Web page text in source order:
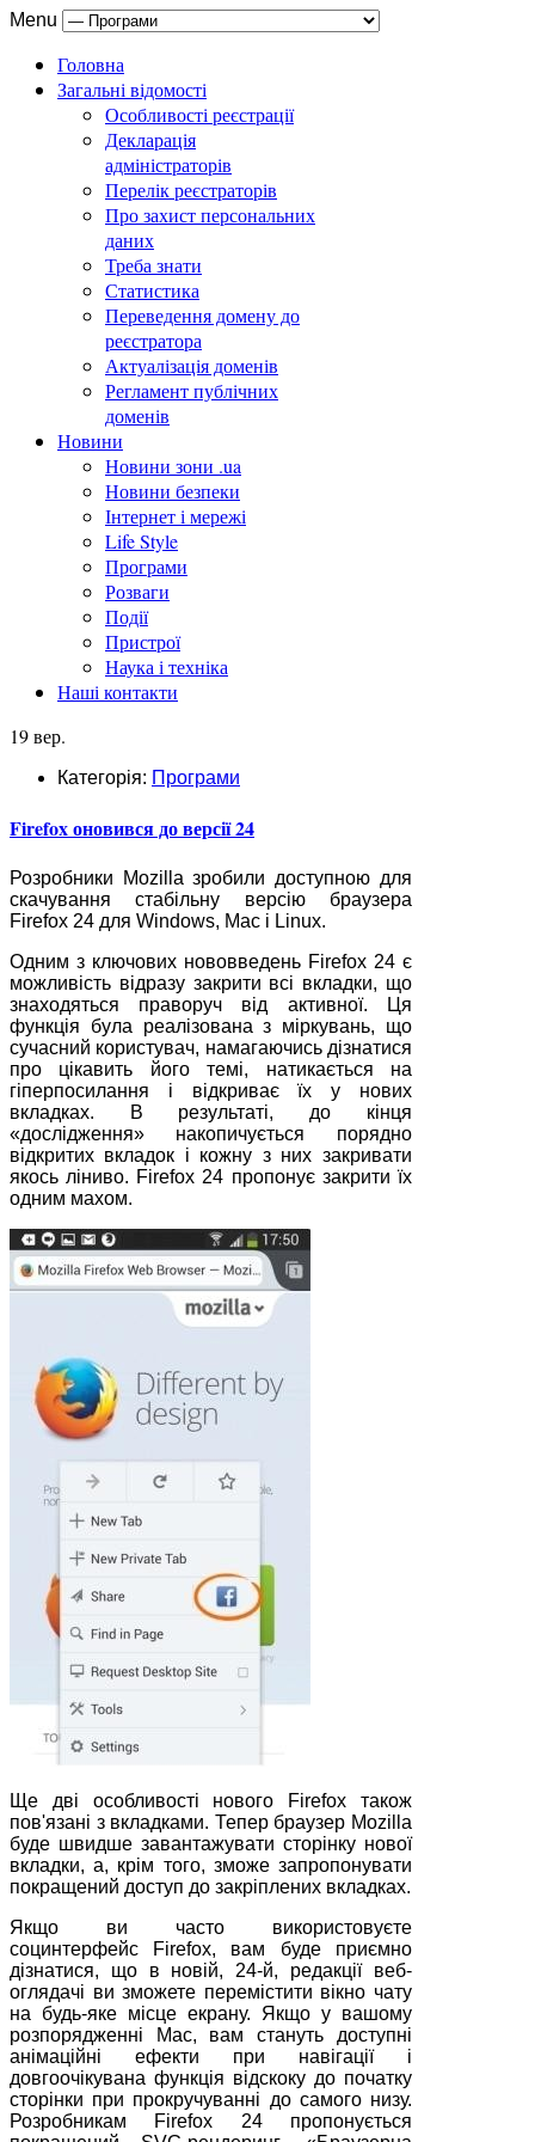
Menu
Головна
Загальні відомості
Особливості реєстрації
Декларація
адміністраторів
Перелік реєстраторів
Про захист персональних
даних
Треба знати
Статистика
Переведення домену до
реєстратора
Актуалізація доменів
Регламент публічних
доменів
Новини
Новини зони .ua
Новини безпеки
Інтернет і мережі
Life Style
Програми
Розваги
Події
Пристрої
Наука і техніка
Наші контакти
19 вер.
Категорія: Програми
Firefox оновився до версії 24
Розробники Mozilla зробили доступною для
скачування стабільну версію браузера
Firefox 24 для Windows, Mac і Linux.
Одним з ключових нововведень Firefox 24 є
можливість відразу закрити всі вкладки, що
знаходяться праворуч від активної. Ця
функція була реалізована з міркувань, що
сучасний користувач, намагаючись дізнатися
про цікавить його темі, натикається на
гіперпосилання і відкриває їх у нових
вкладках. В результаті, до кінця
«дослідження» накопичується порядно
відкритих вкладок і кожну з них закривати
якось ліниво. Firefox 24 пропонує закрити їх
одним махом.
Ще дві особливості нового Firefox також
пов'язані з вкладками. Тепер браузер Mozilla
буде швидше завантажувати сторінку нової
вкладки, а, крім того, зможе запропонувати
покращений доступ до закріплених вкладках.
Якщо ви часто використовуєте
социнтерфейс Firefox, вам буде приємно
дізнатися, що в новій, 24-й, редакції веб-
оглядачі ви зможете перемістити вікно чату
на будь-яке місце екрану. Якщо у вашому
розпорядженні Mac, вам стануть доступні
анімаційні ефекти при навігації і
довгоочікувана функція відскоку до початку
сторінки при прокручуванні до самого низу.
Розробникам Firefox 24 пропонується